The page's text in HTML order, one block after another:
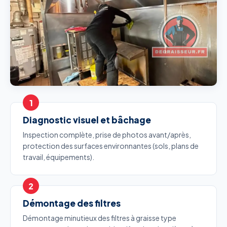
Diagnostic visuel et bâchage
Inspection complète, prise de photos avant/après,
protection des surfaces environnantes (sols, plans de
travail, équipements).
Démontage des filtres
Démontage minutieux des filtres à graisse type